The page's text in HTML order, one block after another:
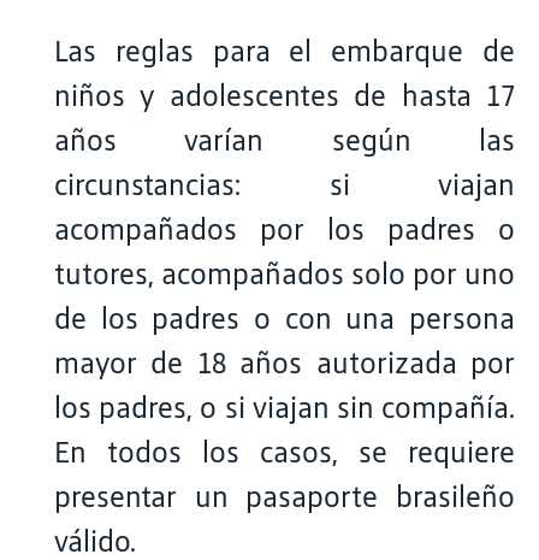
Las reglas para el embarque de
niños y adolescentes de hasta 17
años varían según las
circunstancias: si viajan
acompañados por los padres o
tutores, acompañados solo por uno
de los padres o con una persona
mayor de 18 años autorizada por
los padres, o si viajan sin compañía.
En todos los casos, se requiere
presentar un pasaporte brasileño
válido.